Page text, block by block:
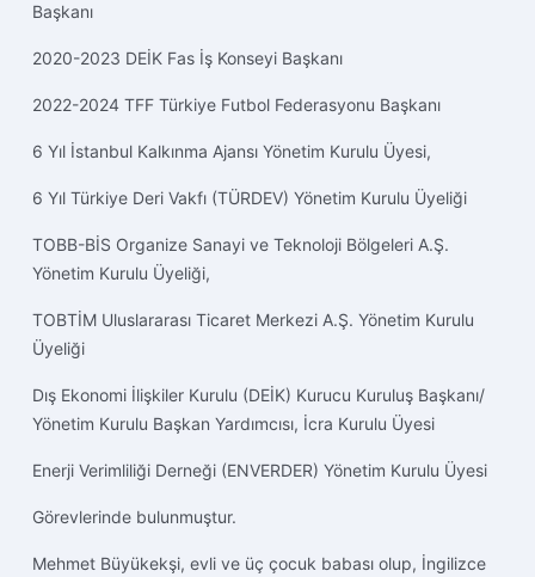
Başkanı
2020-2023 DEİK Fas İş Konseyi Başkanı
2022-2024 TFF Türkiye Futbol Federasyonu Başkanı
6 Yıl İstanbul Kalkınma Ajansı Yönetim Kurulu Üyesi,
6 Yıl Türkiye Deri Vakfı (TÜRDEV) Yönetim Kurulu Üyeliği
TOBB-BİS Organize Sanayi ve Teknoloji Bölgeleri A.Ş.
Yönetim Kurulu Üyeliği,
TOBTİM Uluslararası Ticaret Merkezi A.Ş. Yönetim Kurulu
Üyeliği
Dış Ekonomi İlişkiler Kurulu (DEİK) Kurucu Kuruluş Başkanı/
Yönetim Kurulu Başkan Yardımcısı, İcra Kurulu Üyesi
Enerji Verimliliği Derneği (ENVERDER) Yönetim Kurulu Üyesi
Görevlerinde bulunmuştur.
Mehmet Büyükekşi, evli ve üç çocuk babası olup, İngilizce